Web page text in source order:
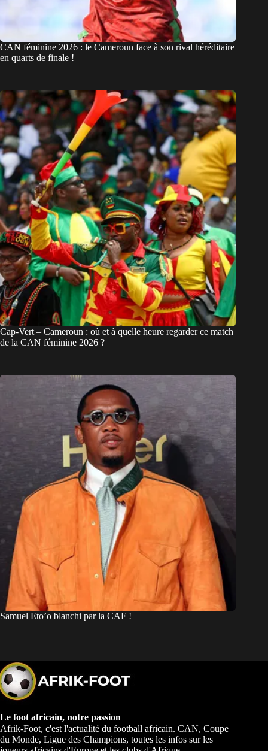
CAN féminine 2026 : le Cameroun face à son rival héréditaire
en quarts de finale !
Cap-Vert – Cameroun : où et à quelle heure regarder ce match
de la CAN féminine 2026 ?
Samuel Eto’o blanchi par la CAF !
Le foot africain, notre passion
Afrik-Foot, c'est l'actualité du football africain. CAN, Coupe
du Monde, Ligue des Champions, toutes les infos sur les